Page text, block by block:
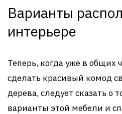
Варианты
интерьере
Теперь, когда уже в общих
сделать красивый комод
дерева, следует сказать о
варианты этой мебели и